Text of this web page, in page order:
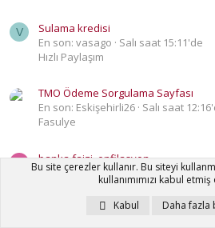
V
Sulama kredisi
En son: vasago
Salı saat 15:11'de
Hızlı Paylaşım
TMO Ödeme Sorgulama Sayfası
En son: Eskişehirli26 Salı saat
Fasulye
banka faizi, enfilasyon
En son: behcet arı
Salı saat 10:19'de
Hızlı Paylaşım
Bu site çerezler kullanır. Bu siteyi
kullanımımızı kabul
Kabul
Daha fazla